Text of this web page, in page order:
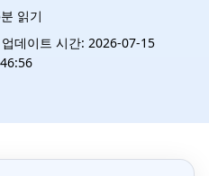
읽기
데이트 시간: 2026-07-15